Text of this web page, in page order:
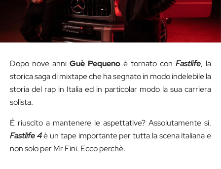
Dopo nove anni Guè Pequeno è tornato con Fastlife, la
storica saga di mixtape che ha segnato in modo indelebile la
storia del rap in Italia ed in particolar modo la sua carriera
solista.
É riuscito a mantenere le aspettative? Assolutamente sì.
Fastlife 4è un tape importante per tutta la scena italiana e
non solo per Mr Fini. Ecco perchè.